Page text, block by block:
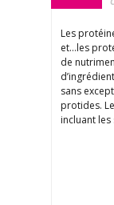
Les
et…les
de
sans
protides.
incluant